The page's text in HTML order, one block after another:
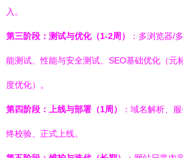
入。
第三阶段：测试与优化（1-2周） ：多浏览器/
能测试、性能与安全测试、SEO基础优化（元
度优化）。
第四阶段：上线与部署（1周） ：域名解析、
终校验、正式上线。